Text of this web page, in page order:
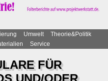
Umwelt
Theorie&Politik
Service
FÜR
UND/ODER